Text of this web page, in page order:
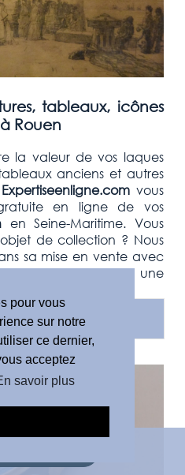
pour vous
sur notre
ce dernier,
acceptez
savoir plus
tableaux, icônes
Rouen
la valeur de vos laques
anciens et autres
Expertiseenligne.com vous
en ligne de vos
en Seine-Maritime. Vous
de collection ? Nous
sa mise en vente avec
vous garantissant une
EN SAVOIR PLUS